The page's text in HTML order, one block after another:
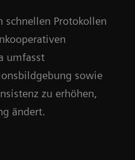
schnellen Protokollen
umfasst
sowie
zu erhöhen,
ändert.